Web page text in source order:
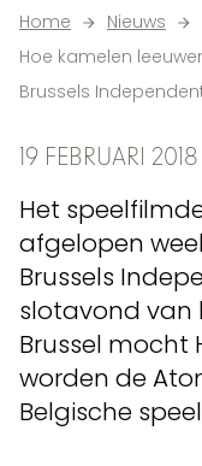
Home
Nieuws
Hoe kamelen
Brussels
19 FEBRUARI 2018
Het
afgelopen
Brussels
slotavond van
Brussel mocht
worden de
Belgische